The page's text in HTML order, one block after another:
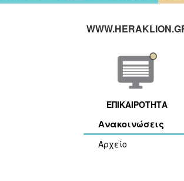
ΕΠΙΚΑΙΡΟΤΗΤΑ
Ανακοινώσεις
Αρχείο